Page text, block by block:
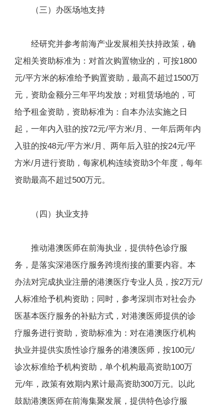
（三）办医场地支持
经研究并参考前海产业发展相关扶持政策，确
定相关资助标准为：对首次购置物业的，可按1800
元/平方米的标准给予购置资助，最高不超过1500万
元，资助金额分三年平均发放；对租赁场地的，可
给予租金资助，资助标准为：自本办法实施之日
起，一年内入驻的按72元/平方米/月、一年后两年内
入驻的按48元/平方米/月、两年后入驻的按24元/平
方米/月进行资助，每家机构连续资助3个年度，每年
资助最高不超过500万元。
（四）执业支持
推动港澳医师在前海执业，提供特色诊疗服
务，是落实深港医疗服务跨境衔接的重要内容。本
办法对完成执业注册的港澳医疗专业人员，按2万元/
人标准给予机构资助；同时，参考深圳市对社会办
医基本医疗服务的补贴方式，对港澳医师提供的诊
疗服务进行资助，资助标准为：对在港澳医疗机构
执业并提供实质性诊疗服务的港澳医师，按100元/
诊次标准给予机构资助，单个机构最高资助100万
元/年，政策有效期内累计最高资助300万元。以此
鼓励港澳医师在前海集聚发展，提供特色诊疗服